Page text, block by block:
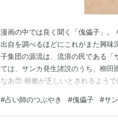
漫画の中では良く聞く「傀儡子」。
出自を調べるほどにこれがまた興
子集団の源流は、流浪の民である「
ては、サンカ発生諸説のうち、柳
なあ😙 根拠が乏しいとされるよう
るとする説。 日本にはまだまだ私
事に戻ろうか・・・（現実逃避中）
#占い師のつぶやき #傀儡子 #サ